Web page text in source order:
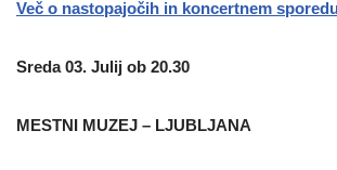
Več o nastopajočih in koncertnem
Sreda 03. Julij ob 20.30
MESTNI MUZEJ – LJUBLJANA